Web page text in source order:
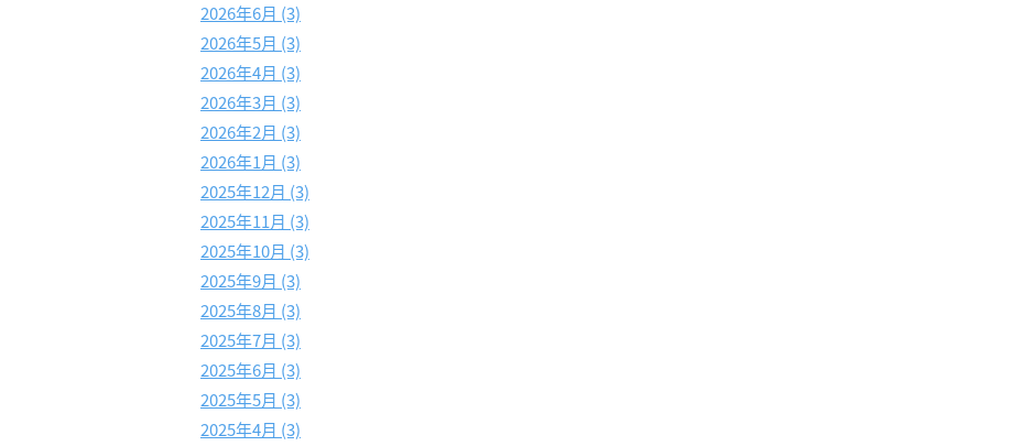
2026年6月 (3)
2026年5月 (3)
2026年4月 (3)
2026年3月 (3)
2026年2月 (3)
2026年1月 (3)
2025年12月 (3)
2025年11月 (3)
2025年10月 (3)
2025年9月 (3)
2025年8月 (3)
2025年7月 (3)
2025年6月 (3)
2025年5月 (3)
2025年4月 (3)